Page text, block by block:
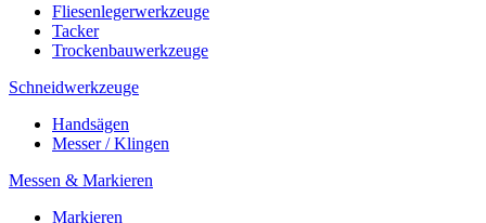
Fliesenlegerwerkzeuge
Tacker
Trockenbauwerkzeuge
Schneidwerkzeuge
Handsägen
Messer / Klingen
Messen & Markieren
Markieren